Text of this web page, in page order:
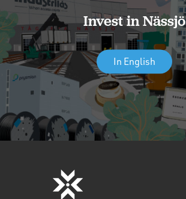
Invest in Nässjö
In English